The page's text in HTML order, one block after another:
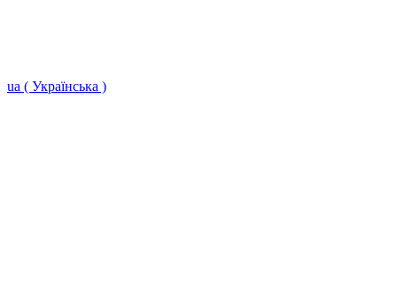
ua ( Українська )